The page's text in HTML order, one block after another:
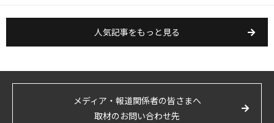
人気記事をもっと見る
メディア・報道関係者の皆さまへ
取材のお問い合わせ先